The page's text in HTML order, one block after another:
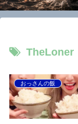
TheLoner
おっさんの飯